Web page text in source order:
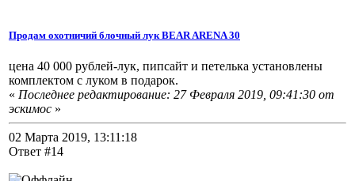
Продам охотничий блочный лук BEAR ARENA 30
цена 40 000 рублей-лук, пипсайт и петелька установлены
комплектом с луком в подарок.
« Последнее редактирование: 27 Февраля 2019, 09:41:30 от
эскимос »
02 Марта 2019, 13:11:18
Ответ #14